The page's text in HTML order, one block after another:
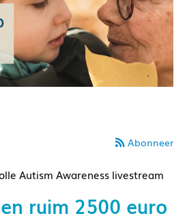
Abonneer
Autism Awareness livestream
ruim 2500 euro